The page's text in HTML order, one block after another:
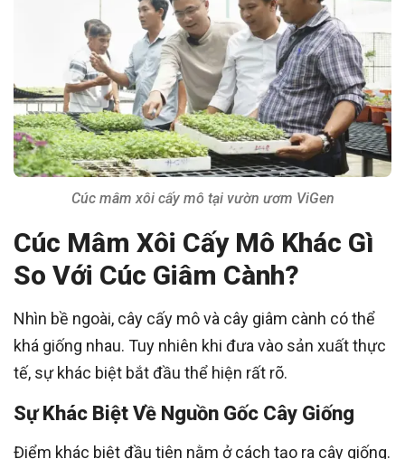
Cúc mâm xôi cấy mô tại vườn ươm ViGen
Cúc Mâm Xôi Cấy Mô Khác Gì
So Với Cúc Giâm Cành?
Nhìn bề ngoài, cây cấy mô và cây giâm cành có thể
khá giống nhau. Tuy nhiên khi đưa vào sản xuất thực
tế, sự khác biệt bắt đầu thể hiện rất rõ.
Sự Khác Biệt Về Nguồn Gốc Cây Giống
Điểm khác biệt đầu tiên nằm ở cách tạo ra cây giống.